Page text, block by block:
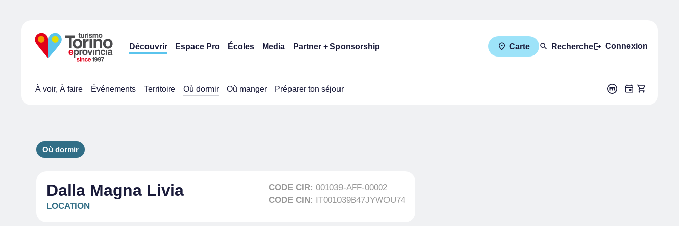
Découvrir Espace Pro Écoles Media Partner + Sponsorship Carte Recherche Connexion
À voir, À faire Événements Territoire Où dormir Où manger Préparer ton séjour
Où dormir
Dalla Magna Livia
LOCATION
CODE CIR: 001039-AFF-00002
CODE CIN: IT001039B47JYWOU74